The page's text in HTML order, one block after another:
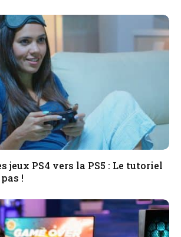
jeux PS4 vers la PS5 : Le tutoriel
!